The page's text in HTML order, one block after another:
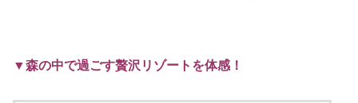
▼森の中で過ごす贅沢リゾートを体感！